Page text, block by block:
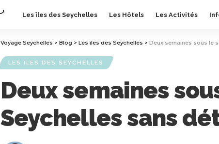
Les îles des Seychelles Les Hôtels Les Activités
Voyage Seychelles > Blog > Les îles des Seychelles > Deux semaines sous le
LES ÎLES DES SEYCHELLES
Deux semaines
Seychelles sans